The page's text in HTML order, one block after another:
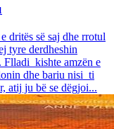
dritës së saj dhe rrotul
tyre derdheshin
Flladi kishte amzën e
dhe bariu nisi ti
atij ju bë se dëgjoi...